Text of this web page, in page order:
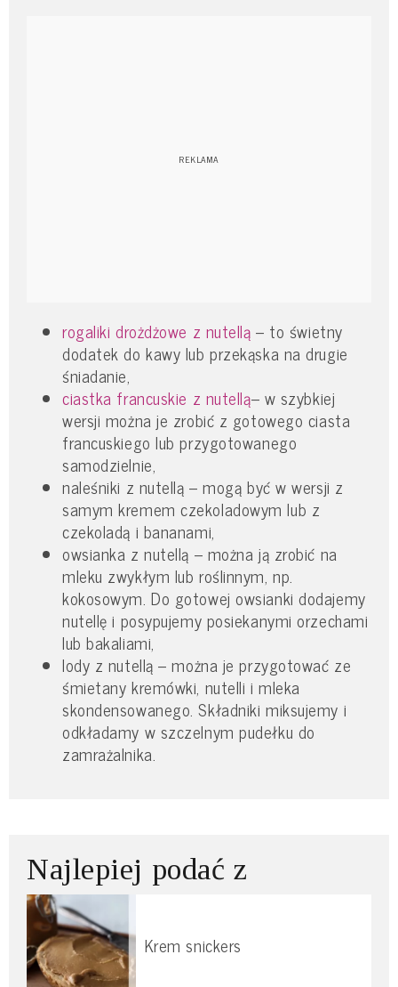
rogaliki drożdżowe z nutellą – to świetny
dodatek do kawy lub przekąska na drugie
śniadanie,
ciastka francuskie z nutellą– w szybkiej
wersji można je zrobić z gotowego ciasta
francuskiego lub przygotowanego
samodzielnie,
naleśniki z nutellą – mogą być w wersji z
samym kremem czekoladowym lub z
czekoladą i bananami,
owsianka z nutellą – można ją zrobić na
mleku zwykłym lub roślinnym, np.
kokosowym. Do gotowej owsianki dodajemy
nutellę i posypujemy posiekanymi orzechami
lub bakaliami,
lody z nutellą – można je przygotować ze
śmietany kremówki, nutelli i mleka
skondensowanego. Składniki miksujemy i
odkładamy w szczelnym pudełku do
zamrażalnika.
Najlepiej podać z
Krem snickers